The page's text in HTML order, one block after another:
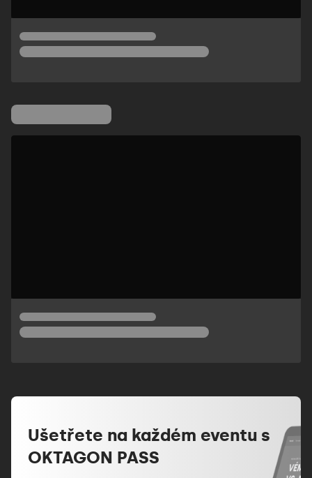
Ušetřete na každém eventu s
OKTAGON PASS